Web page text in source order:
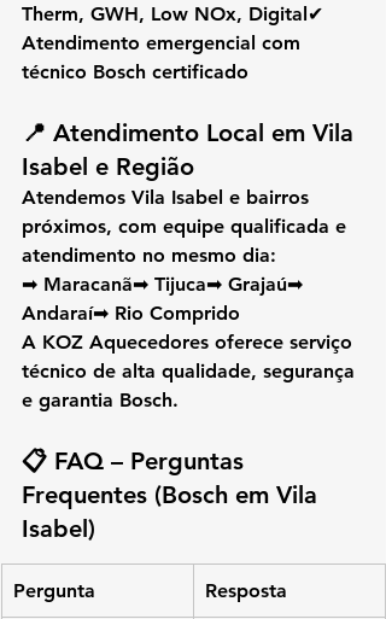
Therm, GWH, Low NOx, Digital✔
Atendimento emergencial com
técnico Bosch certificado
📍 Atendimento Local em Vila
Isabel e Região
Atendemos Vila Isabel e bairros
próximos, com equipe qualificada e
atendimento no mesmo dia:
➡ Maracanã➡ Tijuca➡ Grajaú➡
Andaraí➡ Rio Comprido
A KOZ Aquecedores oferece serviço
técnico de alta qualidade, segurança
e garantia Bosch.
📋 FAQ – Perguntas
Frequentes (Bosch em Vila
Isabel)
Pergunta Resposta